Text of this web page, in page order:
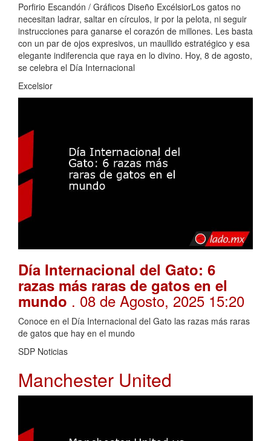
Porfirio Escandón / Gráficos Diseño ExcélsiorLos gatos no
necesitan ladrar, saltar en círculos, ir por la pelota, ni seguir
instrucciones para ganarse el corazón de millones. Les basta
con un par de ojos expresivos, un maullido estratégico y esa
elegante indiferencia que raya en lo divino. Hoy, 8 de agosto,
se celebra el Día Internacional
Excelsior
Día Internacional del Gato: 6
razas más raras de gatos en el
mundo . 08 de Agosto, 2025 15:20
Conoce en el Día Internacional del Gato las razas más raras
de gatos que hay en el mundo
SDP Noticias
Manchester United